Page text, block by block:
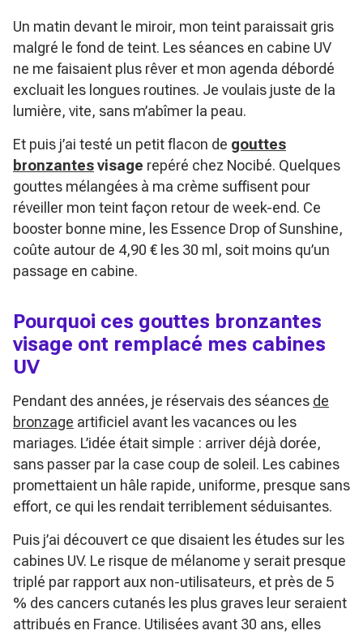
Un matin devant le miroir, mon teint paraissait gris
malgré le fond de teint. Les séances en cabine UV
ne me faisaient plus rêver et mon agenda débordé
excluait les longues routines. Je voulais juste de la
lumière, vite, sans m’abîmer la peau.
Et puis j’ai testé un petit flacon de gouttes
bronzantesvisage repéré chez Nocibé. Quelques
gouttes mélangées à ma crème suffisent pour
réveiller mon teint façon retour de week-end. Ce
booster bonne mine, les Essence Drop of Sunshine,
coûte autour de 4,90 € les 30 ml, soit moins qu’un
passage en cabine.
Pourquoi ces gouttes bronzantes
visage ont remplacé mes cabines
UV
Pendant des années, je réservais des séances de
bronzage artificiel avant les vacances ou les
mariages. L’idée était simple : arriver déjà dorée,
sans passer par la case coup de soleil. Les cabines
promettaient un hâle rapide, uniforme, presque sans
effort, ce qui les rendait terriblement séduisantes.
Puis j’ai découvert ce que disaient les études sur les
cabines UV. Le risque de mélanome y serait presque
triplé par rapport aux non-utilisateurs, et près de 5
% des cancers cutanés les plus graves leur seraient
attribués en France. Utilisées avant 30 ans, elles